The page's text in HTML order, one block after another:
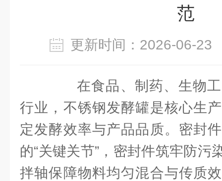
范
更新时间：2026-06-
在食品、制药、生物工
行业，不锈钢发酵罐是核心生
定发酵效率与产品品质。密封
的“关键关节”，密封件筑牢防污
拌轴保障物料均匀混合与传质